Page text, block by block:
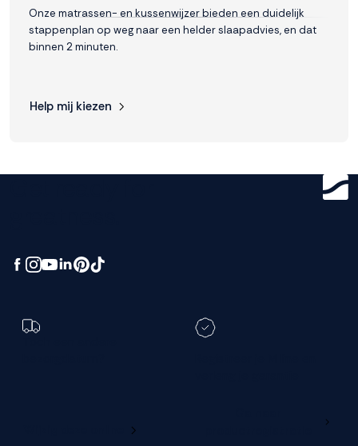
Onze matrassen- en kussenwijzer bieden een duidelijk
stappenplan op weg naar een helder slaapadvies, en dat
binnen 2 minuten.
Help mij kiezen